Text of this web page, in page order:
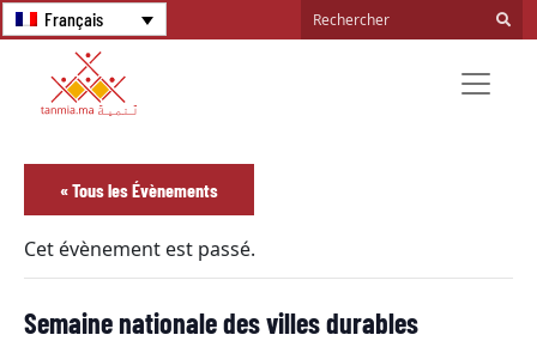
Français
« Tous les Évènements
Cet évènement est passé.
Semaine nationale des villes durables